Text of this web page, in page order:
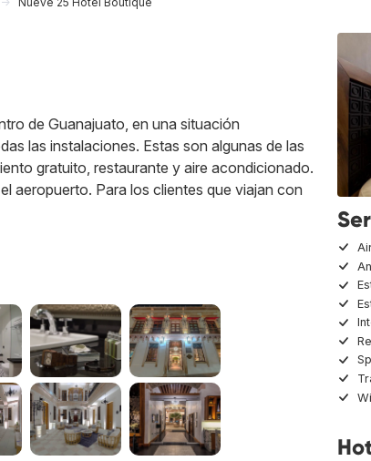
de Guanajuato, en una situación
las instalaciones. Estas son algunas de las
gratuito, restaurante y aire acondicionado.
aeropuerto. Para los clientes que viajan con